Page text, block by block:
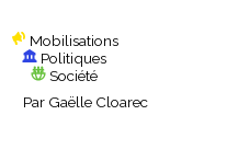
Mobilisations
Politiques
Société
Par Gaëlle Cloarec